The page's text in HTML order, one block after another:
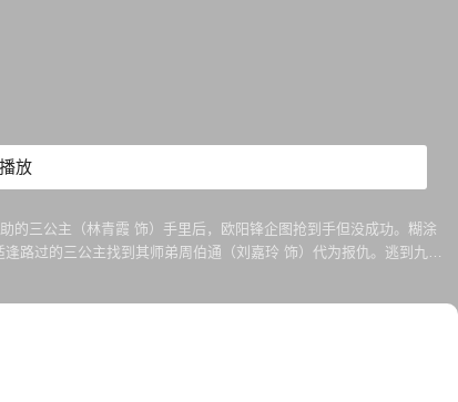
放
的三公主（林青霞 饰）手里后，欧阳锋企图抢到手但没成功。糊涂
路过的三公主找到其师弟周伯通（刘嘉玲 饰）代为报仇。逃到九宫
场与欧阳锋的生死恶战蓄势待发……